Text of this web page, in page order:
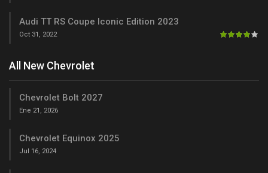
Audi TT RS Coupe Iconic Edition 2023
Oct 31, 2022
All New Chevrolet
Chevrolet Bolt 2027
Ene 21, 2026
Chevrolet Equinox 2025
Jul 16, 2024